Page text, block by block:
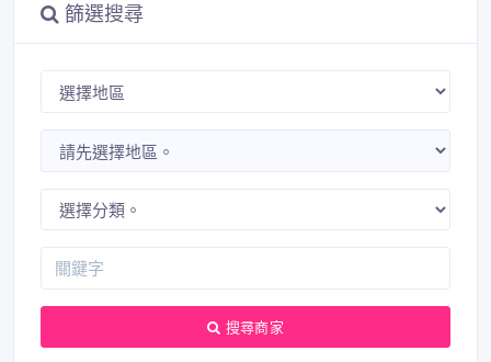
篩選搜尋
搜尋商家